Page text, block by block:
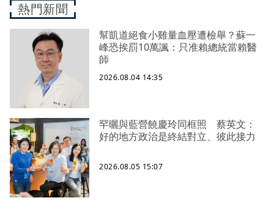
熱門新聞
幫凱道絕食小雞量血壓遭檢舉？蘇一
峰恐挨罰10萬諷：只准賴總統當賴醫
師
2026.08.04 14:35
罕曬與藍營饒慶玲同框照 蔡英文：
好的地方政治是終結對立、彼此接力
2026.08.05 15:07